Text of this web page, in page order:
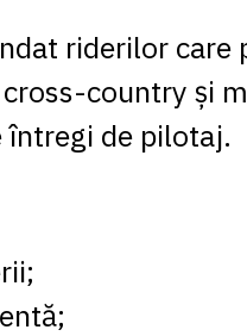
riderilor care
country și
întregi de pilotaj.